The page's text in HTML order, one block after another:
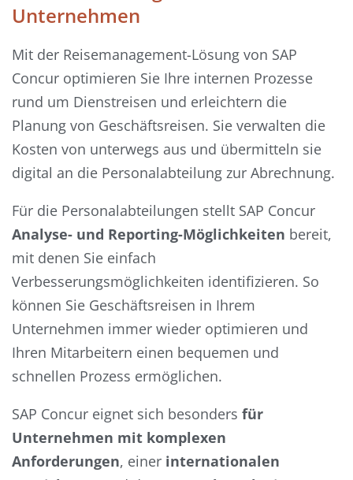
Unternehmen
Mit der Reisemanagement-Lösung von SAP
Concur optimieren Sie Ihre internen Prozesse
rund um Dienstreisen und erleichtern die
Planung von Geschäftsreisen. Sie verwalten die
Kosten von unterwegs aus und übermitteln sie
digital an die Personalabteilung zur Abrechnung.
Für die Personalabteilungen stellt SAP Concur
Analyse- und Reporting-Möglichkeiten bereit,
mit denen Sie einfach
Verbesserungsmöglichkeiten identifizieren. So
können Sie Geschäftsreisen in Ihrem
Unternehmen immer wieder optimieren und
Ihren Mitarbeitern einen bequemen und
schnellen Prozess ermöglichen.
SAP Concur eignet sich besonders für
Unternehmen mit komplexen
Anforderungen, einer internationalen